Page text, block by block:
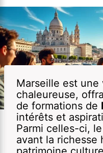
Marseille est
chaleureuse,
de formations de
intérêts et
Parmi celles-ci, le
avant la richesse